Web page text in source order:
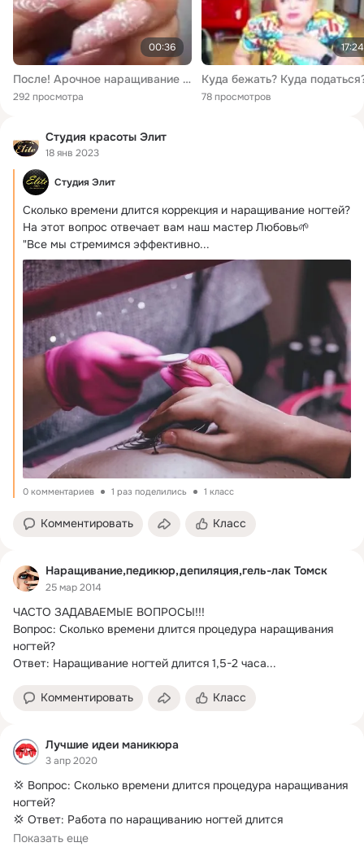
00:36
После! Арочное наращивание ногтей,Миндаль ,длина 4. Ручная роспись. Девочки, запись к новому году продолжается,места ограничены! Спишите записаться Елена 89198937194,89281844582
292 просмотра
17:24
78 просмотров
Студия красоты Элит
18 янв 2023
Студия Элит
Сколько времени длится коррекция и наращивание ногтей?
На этот вопрос отвечает вам наш мастер Любовь🌱
"Все мы стремимся эффективно...
0 комментариев 1 раз поделились 1 класс
Комментировать Класс
Наращивание,педикюр,депиляция,гель-лак Томск
25 мар 2014
ЧАСТО ЗАДАВАЕМЫЕ ВОПРОСЫ!!!
Вопрос: Сколько времени длится процедура наращивания
ногтей?
Ответ: Наращивание ногтей длится 1,5-2 часа...
Комментировать Класс
Лучшие идеи маникюра
3 апр 2020
💢 Вопрос: Сколько времени длится процедура наращивания
ногтей?
💢 Ответ: Работа по наращиванию ногтей длится
приблизительно 2-3 часа.
Показать еще